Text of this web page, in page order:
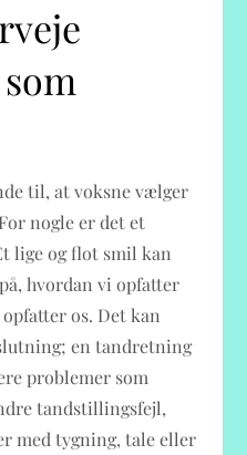
til, at voksne vælger
nogle er det et
lige og flot smil kan
hvordan vi opfatter
os. Det kan
en tandretning
problemer som
tandstillingsfejl,
med tygning, tale eller